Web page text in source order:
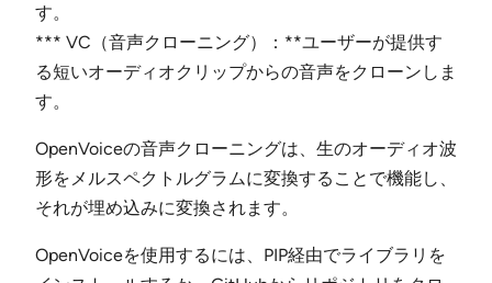
す。
*** VC（音声クローニング）：**ユーザーが提供す
る短いオーディオクリップからの音声をクローンしま
す。
OpenVoiceの音声クローニングは、生のオーディオ波
形をメルスペクトルグラムに変換することで機能し、
それが埋め込みに変換されます。
OpenVoiceを使用するには、PIP経由でライブラリを